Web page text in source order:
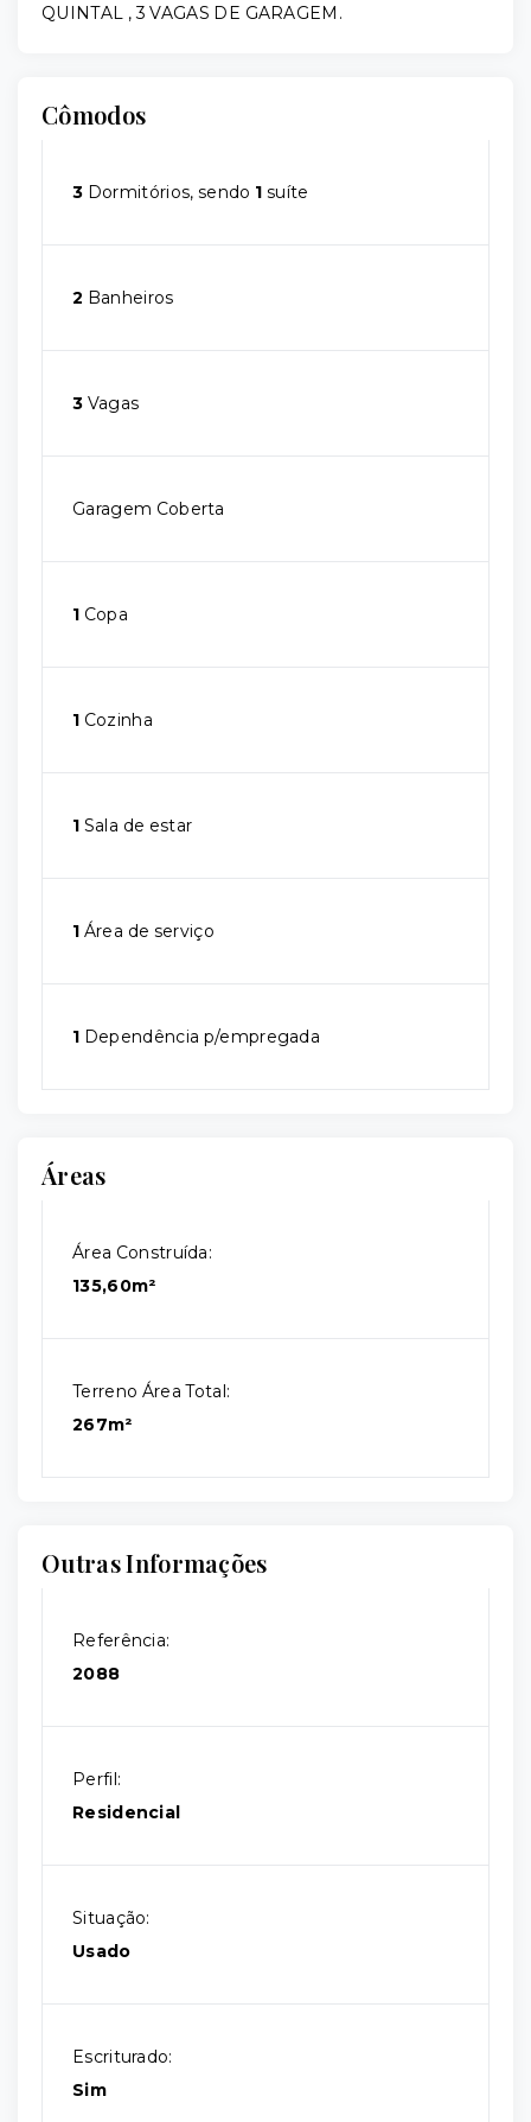
QUINTAL , 3 VAGAS DE GARAGEM.
Cômodos
3 Dormitórios, sendo 1 suíte
2 Banheiros
3 Vagas
Garagem Coberta
1 Copa
1 Cozinha
1 Sala de estar
1 Área de serviço
1 Dependência p/empregada
Áreas
Área Construída:
135,60m²
Terreno Área Total:
267m²
Outras Informações
Referência:
2088
Perfil:
Residencial
Situação:
Usado
Escriturado:
Sim